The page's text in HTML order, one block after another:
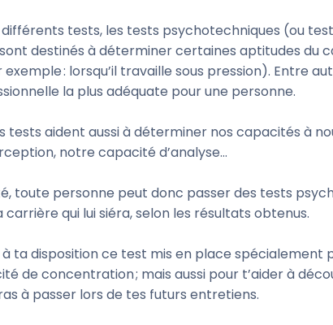
tests, les tests psychotechniques (ou
destinés à déterminer certaines aptitudes du
: lorsqu’il travaille sous pression). Entre
la plus adéquate pour une personne.
tests aident aussi à déterminer nos capacités à
notre capacité d’analyse…
toute personne peut donc passer des tests
qui lui siéra, selon les résultats obtenus.
à ta disposition ce test mis en place
de concentration ; mais aussi pour t’aider à
à passer lors de tes futurs entretiens.